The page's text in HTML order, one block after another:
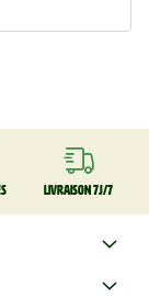
Livraison 7J/7